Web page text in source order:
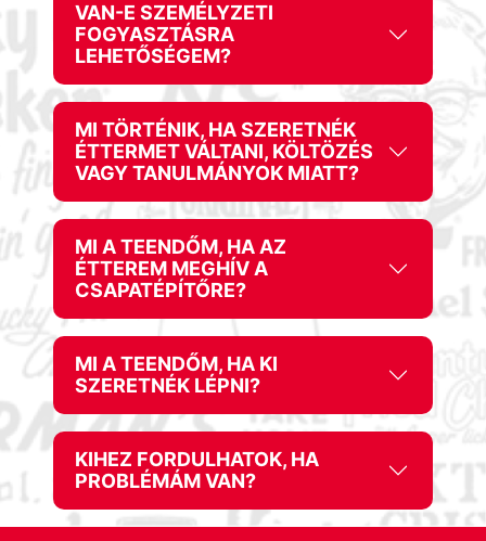
VAN-E SZEMÉLYZETI
FOGYASZTÁSRA
LEHETŐSÉGEM?
MI TÖRTÉNIK, HA SZERETNÉK
ÉTTERMET VÁLTANI, KÖLTÖZÉS
VAGY TANULMÁNYOK MIATT?
MI A TEENDŐM, HA AZ
ÉTTEREM MEGHÍV A
CSAPATÉPÍTŐRE?
MI A TEENDŐM, HA KI
SZERETNÉK LÉPNI?
KIHEZ FORDULHATOK, HA
PROBLÉMÁM VAN?